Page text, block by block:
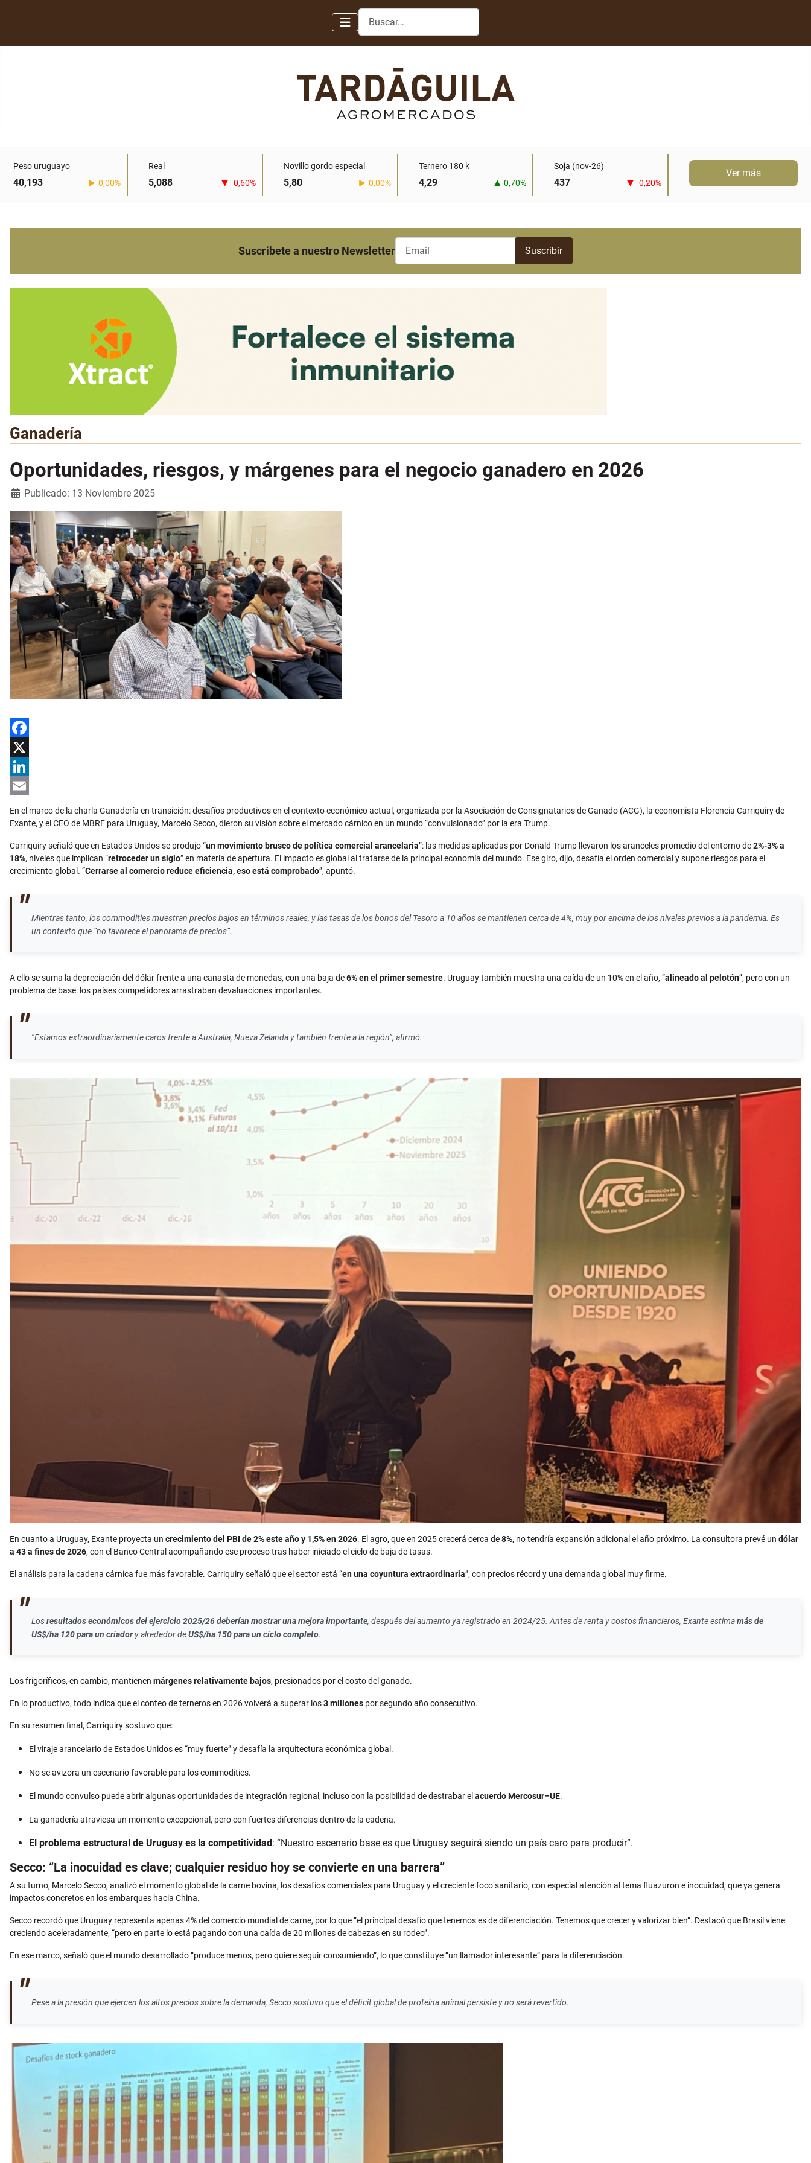
Buscar
Peso uruguayo
40,193 0,00%
Real
5,088 -0,60%
Novillo gordo especial
5,80 0,00%
Ternero 180 k
4,29 0,70%
Soja (nov-26)
437 -0,20%
Ver más
Suscribete a nuestro Newsletter
Ganadería
Oportunidades, riesgos, y márgenes para el negocio ganadero en 2026
Detalles
Publicado: 13 Noviembre 2025
Facebook
X
LinkedIn
Email
En el marco de la charla Ganadería en transición: desafíos productivos en el contexto económico actual, organizada por la Asociación de Consignatarios de Ganado (ACG), la economista Florencia Carriquiry de
Exante, y el CEO de MBRF para Uruguay, Marcelo Secco, dieron su visión sobre el mercado cárnico en un mundo “convulsionado” por la era Trump.
Carriquiry señaló que en Estados Unidos se produjo “un movimiento brusco de política comercial arancelaria”: las medidas aplicadas por Donald Trump llevaron los aranceles promedio del entorno de2%-3% a
18%, niveles que implican “retroceder un siglo” en materia de apertura. El impacto es global al tratarse de la principal economía del mundo. Ese giro, dijo, desafía el orden comercial y supone riesgos para el
crecimiento global. “Cerrarse al comercio reduce eficiencia, eso está comprobado”, apuntó.
Mientras tanto, los commodities muestran precios bajos en términos reales, y las tasas de los bonos del Tesoro a 10 años se mantienen cerca de 4%, muy por encima de los niveles previos a la pandemia. Es
un contexto que “no favorece el panorama de precios”.
A ello se suma la depreciación del dólar frente a una canasta de monedas, con una baja de6% en el primer semestre. Uruguay también muestra una caída de un 10% en el año, “alineado al pelotón”, pero con un
problema de base: los países competidores arrastraban devaluaciones importantes.
“Estamos extraordinariamente caros frente a Australia, Nueva Zelanda y también frente a la región”, afirmó.
En cuanto a Uruguay, Exante proyecta un crecimiento del PBI de 2% este año y 1,5% en 2026. El agro, que en 2025 crecerá cerca de8%, no tendría expansión adicional el año próximo. La consultora prevé un dólar
a 43 a fines de 2026, con el Banco Central acompañando ese proceso tras haber iniciado el ciclo de baja de tasas.
El análisis para la cadena cárnica fue más favorable. Carriquiry señaló que el sector está “en una coyuntura extraordinaria”, con precios récord y una demanda global muy firme.
Losresultados económicos del ejercicio 2025/26 deberían mostrar una mejora importante, después del aumento ya registrado en 2024/25. Antes de renta y costos financieros, Exante estimamás de
US$/ha 120 para un criadory alrededor deUS$/ha 150 para un ciclo completo.
Los frigoríficos, en cambio, mantienen márgenes relativamente bajos, presionados por el costo del ganado.
En lo productivo, todo indica que el conteo de terneros en 2026 volverá a superar los3 millones por segundo año consecutivo.
En su resumen final, Carriquiry sostuvo que:
El viraje arancelario de Estados Unidos es “muy fuerte” y desafía la arquitectura económica global.
No se avizora un escenario favorable para los commodities.
El mundo convulso puede abrir algunas oportunidades de integración regional, incluso con la posibilidad de destrabar el acuerdo Mercosur–UE.
La ganadería atraviesa un momento excepcional, pero con fuertes diferencias dentro de la cadena.
El problema estructural de Uruguay es la competitividad : “Nuestro escenario base es que Uruguay seguirá siendo un país caro para producir”.
Secco: “La inocuidad es clave; cualquier residuo hoy se convierte en una barrera”
A su turno, Marcelo Secco, analizó el momento global de la carne bovina, los desafíos comerciales para Uruguay y el creciente foco sanitario, con especial atención al tema fluazuron e inocuidad, que ya genera
impactos concretos en los embarques hacia China.
Secco recordó que Uruguay representa apenas 4% del comercio mundial de carne, por lo que “el principal desafío que tenemos es de diferenciación. Tenemos que crecer y valorizar bien”. Destacó que Brasil viene
creciendo aceleradamente, “pero en parte lo está pagando con una caída de 20 millones de cabezas en su rodeo”.
En ese marco, señaló que el mundo desarrollado “produce menos, pero quiere seguir consumiendo”, lo que constituye “un llamador interesante” para la diferenciación.
Pese a la presión que ejercen los altos precios sobre la demanda, Secco sostuvo que el déficit global de proteína animal persiste y no será revertido.